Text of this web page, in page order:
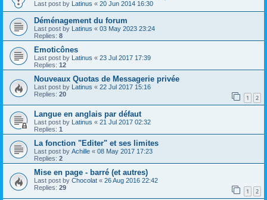
Last post by Latinus « 20 Jun 2014 16:30
Déménagement du forum
Last post by Latinus « 03 May 2023 23:24
Replies: 8
Emoticônes
Last post by Latinus « 23 Jul 2017 17:39
Replies: 12
Nouveaux Quotas de Messagerie privée
Last post by Latinus « 22 Jul 2017 15:16
Replies: 20 1 2
Langue en anglais par défaut
Last post by Latinus « 21 Jul 2017 02:32
Replies: 1
La fonction "Editer" et ses limites
Last post by Achille « 08 May 2017 17:23
Replies: 2
Mise en page - barré (et autres)
Last post by Chocolat « 26 Aug 2016 22:42
Replies: 29 1 2